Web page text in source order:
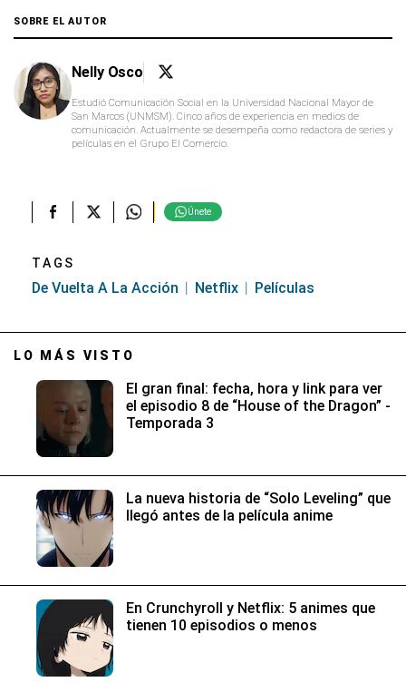
SOBRE EL AUTOR
Nelly Osco
Estudió Comunicación Social en la Universidad Nacional Mayor de
San Marcos (UNMSM). Cinco años de experiencia en medios de
comunicación. Actualmente se desempeña como redactora de series y
películas en el Grupo El Comercio.
Únete
TAGS
De Vuelta A La Acción Netflix Películas
LO MÁS VISTO
El gran final: fecha, hora y link para ver
el episodio 8 de “House of the Dragon” -
Temporada 3
La nueva historia de “Solo Leveling” que
llegó antes de la película anime
En Crunchyroll y Netflix: 5 animes que
tienen 10 episodios o menos